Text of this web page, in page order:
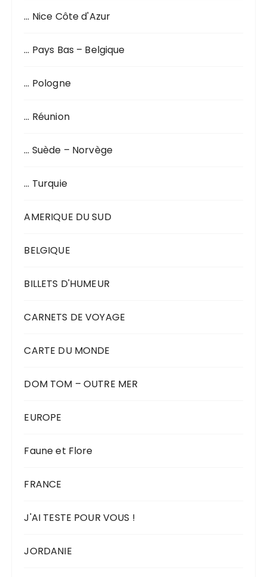
… Nice Côte d'Azur
… Pays Bas – Belgique
… Pologne
… Réunion
… Suède – Norvège
… Turquie
AMERIQUE DU SUD
BELGIQUE
BILLETS D'HUMEUR
CARNETS DE VOYAGE
CARTE DU MONDE
DOM TOM – OUTRE MER
EUROPE
Faune et Flore
FRANCE
J'AI TESTE POUR VOUS !
JORDANIE